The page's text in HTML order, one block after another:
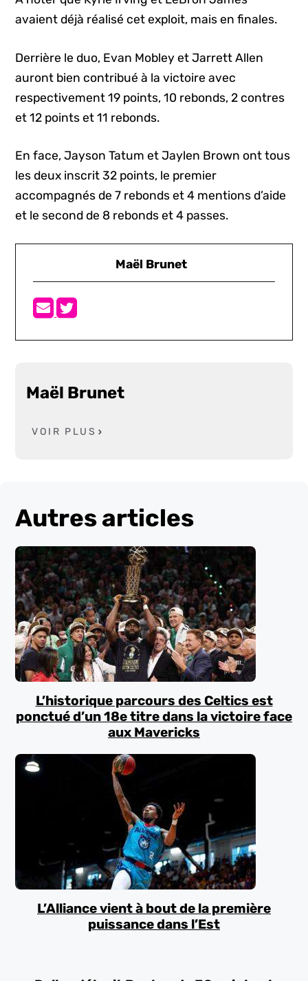
avaient déjà réalisé cet exploit, mais en finales.
Derrière le duo, Evan Mobley et Jarrett Allen
auront bien contribué à la victoire avec
respectivement 19 points, 10 rebonds, 2 contres
et 12 points et 11 rebonds.
En face, Jayson Tatum et Jaylen Brown ont tous
les deux inscrit 32 points, le premier
accompagnés de 7 rebonds et 4 mentions d’aide
et le second de 8 rebonds et 4 passes.
Maël Brunet
Maël Brunet
VOIR PLUS
Autres articles
L’historique parcours des Celtics est
ponctué d’un 18e titre dans la victoire face
aux Mavericks
L’Alliance vient à bout de la première
puissance dans l’Est